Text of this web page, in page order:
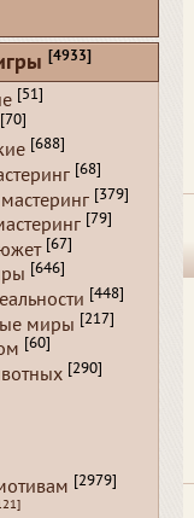
[4933]
[51]
[70]
[688]
[68]
[379]
[79]
[67]
[646]
[448]
миры [217]
[60]
[290]
[2979]